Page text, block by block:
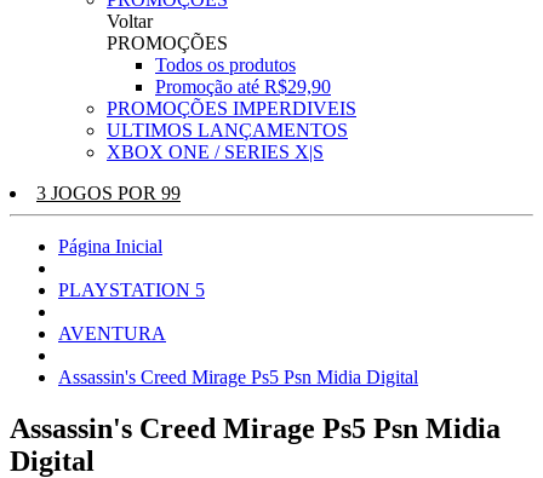
Voltar
PROMOÇÕES
Todos os produtos
Promoção até R$29,90
PROMOÇÕES IMPERDIVEIS
ULTIMOS LANÇAMENTOS
XBOX ONE / SERIES X|S
3 JOGOS POR 99
Página Inicial
PLAYSTATION 5
AVENTURA
Assassin's Creed Mirage Ps5 Psn Midia Digital
Assassin's Creed Mirage Ps5 Psn Midia
Digital